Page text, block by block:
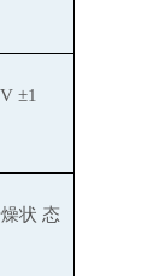
±1
状 态